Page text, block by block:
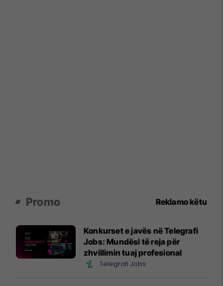
Promo Reklamo këtu
Konkurset e javës në Telegrafi
Jobs: Mundësi të reja për
zhvillimin tuaj profesional
Telegrafi Jobs